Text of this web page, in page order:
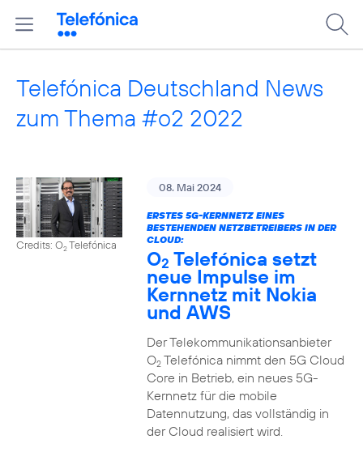
Telefónica Deutschland News
zum Thema #o2 2022
Credits: O2Telefónica
08. Mai 2024
ERSTES 5G-KERNNETZ EINES
BESTEHENDEN NETZBETREIBERS IN DER
CLOUD:
O2 Telefónica setzt
neue Impulse im
Kernnetz mit Nokia
und AWS
Der Telekommunikationsanbieter
O2Telefónica nimmt den 5G Cloud
Core in Betrieb, ein neues 5G-
Kernnetz für die mobile
Datennutzung, das vollständig in
der Cloud realisiert wird.